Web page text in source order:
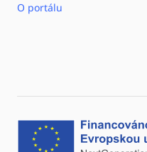
O portálu